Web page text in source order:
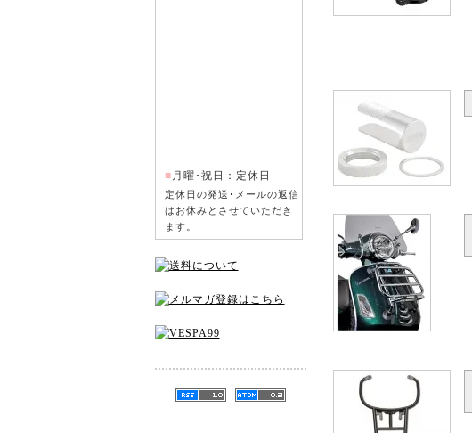
■ 月曜･祝日：定休日
定休日の発送･メールの返信
はお休みとさせていただき
ます。